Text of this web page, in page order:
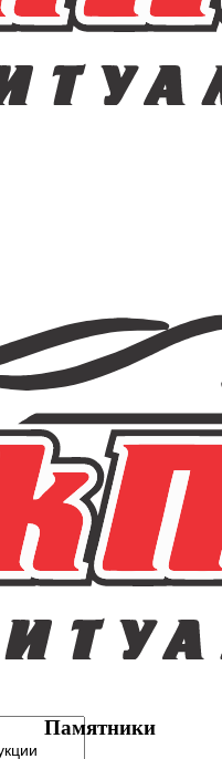
Памятники